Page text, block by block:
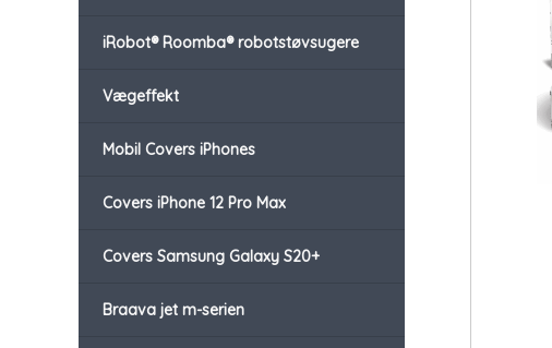
iRobot® Roomba® robotstøvsugere
Vægeffekt
Mobil Covers iPhones
Covers iPhone 12 Pro Max
Covers Samsung Galaxy S20+
Braava jet m-serien